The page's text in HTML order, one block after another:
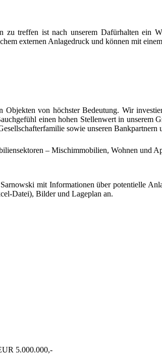
zu treffen ist nach unserem Dafürhalten
externen Anlagedruck und können mit
von höchster Bedeutung. Wir
einen hohen Stellenwert in
sowie unseren Bankpartnern
– Mischimmobilien, Wohnen und
mit Informationen über potentielle
Datei), Bilder und Lageplan an.
5.000.000,-